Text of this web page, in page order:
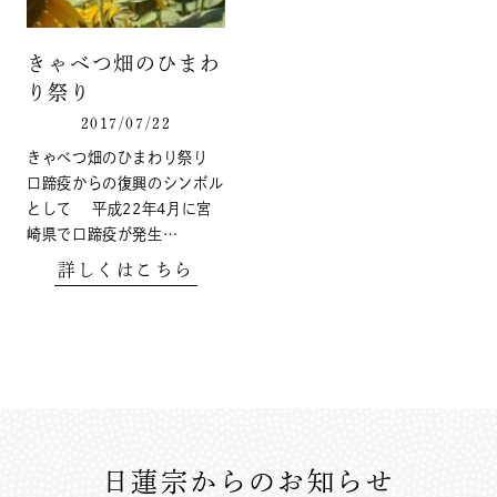
きゃべつ畑のひまわ
り祭り
2017/07/22
きゃべつ畑のひまわり祭り
口蹄疫からの復興のシンボル
として 平成22年4月に宮
崎県で口蹄疫が発生…
詳しくはこちら
日蓮宗からのお知らせ